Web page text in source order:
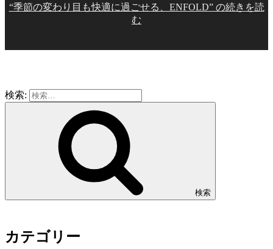
“季節の変わり目も快適に過ごせる、ENFOLD” の続きを読
む
検索:
検索
カテゴリー